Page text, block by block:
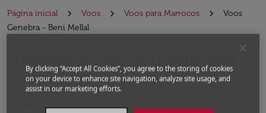
Página inicial Voos Voos para Marrocos
Voos
Genebra - Beni Mellal
Reserve seu voo de Genebra para
Beni Mellal
By clicking “Accept All Cookies”, you agree to the storing of cookies
on your device to enhance site navigation, analyze site usage, and
assist in our marketing efforts.